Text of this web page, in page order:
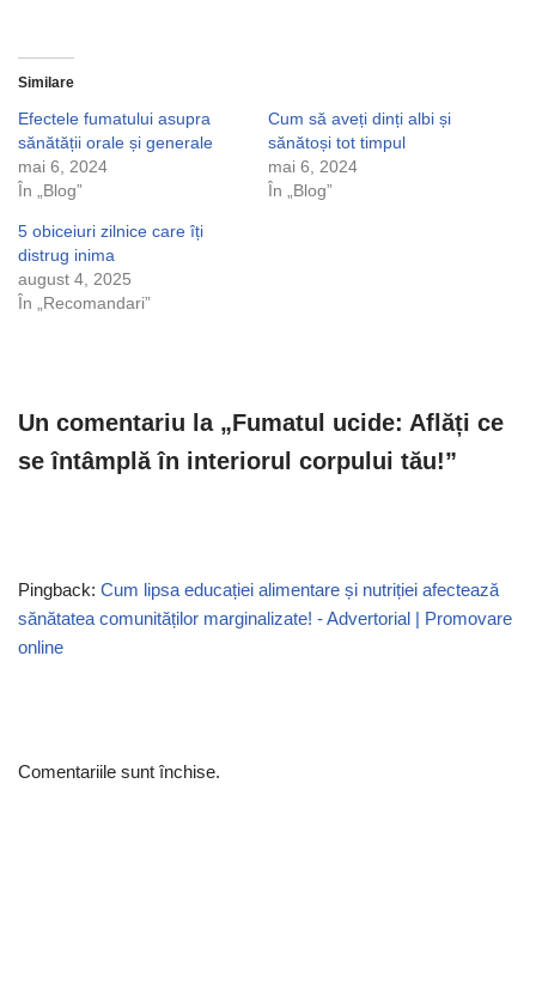
Similare
Efectele fumatului asupra
sănătății orale și generale
mai 6, 2024
În „Blog”
Cum să aveți dinți albi și
sănătoși tot timpul
mai 6, 2024
În „Blog”
5 obiceiuri zilnice care îți
distrug inima
august 4, 2025
În „Recomandari”
Un comentariu la „Fumatul ucide: Aflăți ce
se întâmplă în interiorul corpului tău!”
Pingback: Cum lipsa educației alimentare și nutriției afectează
sănătatea comunităților marginalizate! - Advertorial | Promovare
online
Comentariile sunt închise.